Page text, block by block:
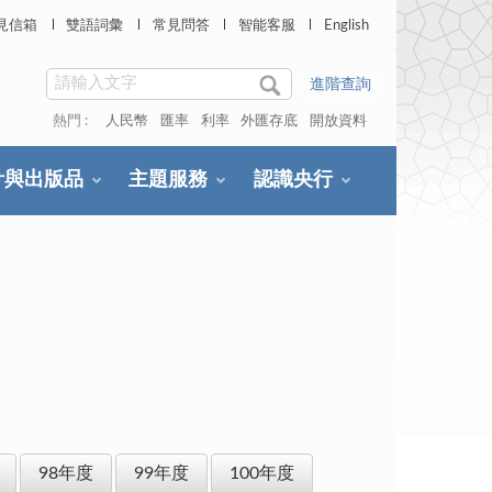
信箱 雙語詞彙 常見問答 智能客服 English
進階查詢
熱門 : 人民幣 匯率 利率 外匯存底 開放資料
與出版品 主題服務 認識央行
98年度 99年度 100年度